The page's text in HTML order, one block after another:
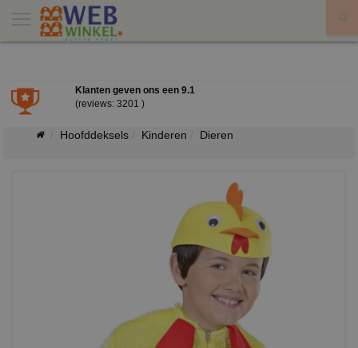
Klanten geven ons een 9.1
(reviews: 3201 )
Hoofddeksels Kinderen Dieren